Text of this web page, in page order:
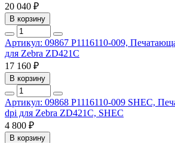
20 040 ₽
В корзину
Артикул: 09867 P1116110-009,
для Zebra ZD421C
17 160 ₽
В корзину
Артикул: 09868 P1116110-009 SHEC,
dpi для Zebra ZD421C, SHEC
4 800 ₽
В корзину